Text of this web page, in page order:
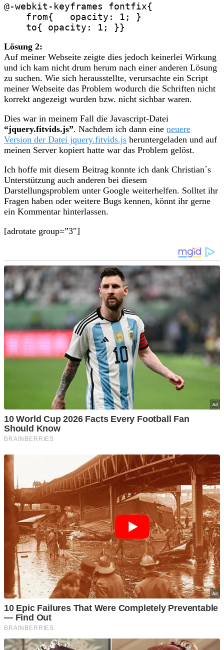
@-webkit-keyframes fontfix{
    from{   opacity: 1; }
    to{ opacity: 1; }}
Lösung 2:
Auf meiner Webseite zeigte dies jedoch keinerlei Wirkung
und ich kam nicht drum herum nach einer anderen Lösung
zu suchen. Wie sich herausstellte, verursachte ein Script
meiner Webseite das Problem wodurch die Schriften nicht
korrekt angezeigt wurden bzw. nicht sichbar waren.
Dies war in meinem Fall die Javascript-Datei
“jquery.fitvids.js”. Nachdem ich dann eine neuere
Version der Datei jquery.fitvids.js heruntergeladen und auf
meinen Server kopiert hatte war das Problem gelöst.
Ich hoffe mit diesem Beitrag konnte ich dank Christian´s
Unterstützung auch anderen bei diesem
Darstellungsproblem unter Google weiterhelfen. Solltet ihr
Fragen haben oder weitere Bugs kennen, könnt ihr gerne
ein Kommentar hinterlassen.
[adrotate group=”3″]